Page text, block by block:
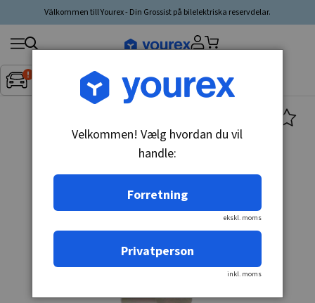
Välkommen till Yourex - Din Grossist på bilelektriska reservdelar.
Inget fordon valt▼
Søg
produkt,
producent,
Velkommen! Vælg hvordan du vil
handle:
Forretning
ekskl. moms
Privatperson
inkl. moms